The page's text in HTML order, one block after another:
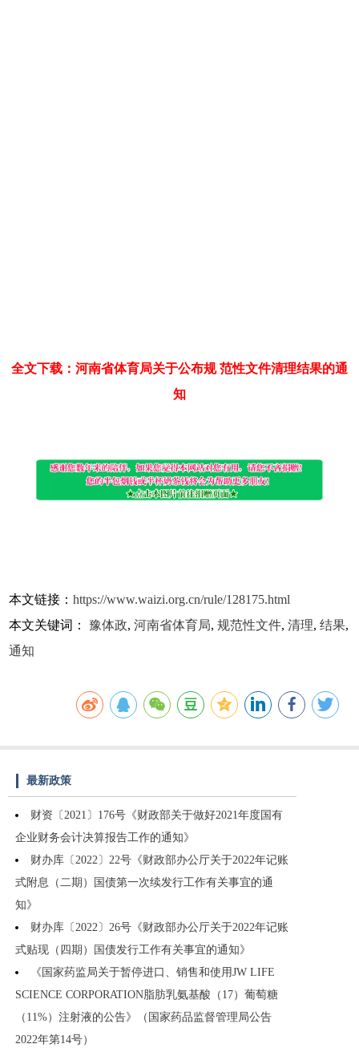
全文下载：河南省体育局关于公布规 范性文件清理结果的通
知
本文链接：https://www.waizi.org.cn/rule/128175.html
本文关键词：豫体政,河南省体育局,规范性文件,清理,结果,
通知
最新政策
财资〔2021〕176号《财政部关于做好2021年度国有
企业财务会计决算报告工作的通知》
财办库〔2022〕22号《财政部办公厅关于2022年记账
式附息（二期）国债第一次续发行工作有关事宜的通
知》
财办库〔2022〕26号《财政部办公厅关于2022年记账
式贴现（四期）国债发行工作有关事宜的通知》
《国家药监局关于暂停进口、销售和使用JW LIFE
SCIENCE CORPORATION脂肪乳氨基酸（17）葡萄糖
（11%）注射液的公告》（国家药品监督管理局公告
2022年第14号）